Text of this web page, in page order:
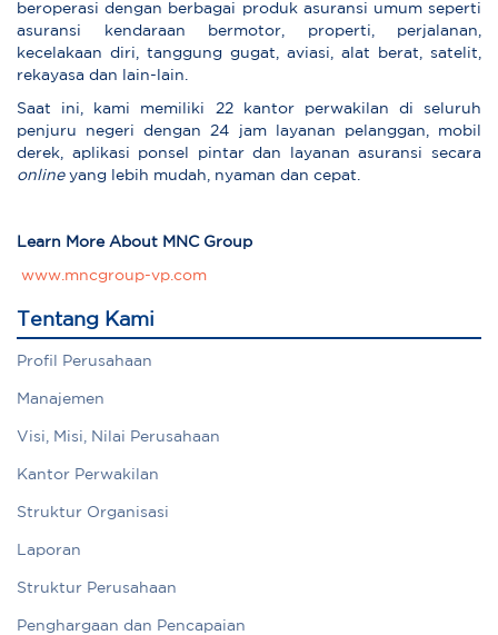
beroperasi dengan berbagai produk asuransi umum seperti
asuransi kendaraan bermotor, properti, perjalanan,
kecelakaan diri, tanggung gugat, aviasi, alat berat, satelit,
rekayasa dan lain-lain.
Saat ini, kami memiliki 22 kantor perwakilan di seluruh
penjuru negeri dengan 24 jam layanan pelanggan, mobil
derek, aplikasi ponsel pintar dan layanan asuransi secara
onlineyang lebih mudah, nyaman dan cepat.
Learn More About MNC Group
www.mncgroup-vp.com
Tentang Kami
Profil Perusahaan
Manajemen
Visi, Misi, Nilai Perusahaan
Kantor Perwakilan
Struktur Organisasi
Laporan
Struktur Perusahaan
Penghargaan dan Pencapaian